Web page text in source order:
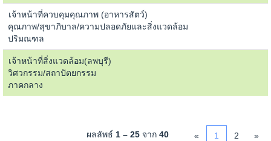
เจ้าหน้าที่ควบคุมคุณภาพ (อาหารสัตว์)
คุณภาพ/สุขาภิบาล/ความปลอดภัยและสิ่งแวดล้อม
ปริมณฑล
เจ้าหน้าที่สิ่งแวดล้อม(ลพบุรี)
วิศวกรรม/สถาปัตยกรรม
ภาคกลาง
ผลลัพธ์ 1 – 25 จาก 40 « 1 2 »